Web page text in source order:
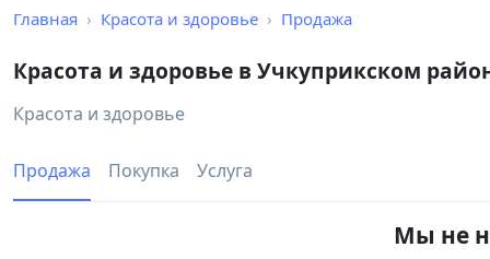
Главная Красота и здоровье Продажа
Красота и здоровье в Учкуприкском
Красота и здоровье
Продажа Покупка Услуга
Мы не